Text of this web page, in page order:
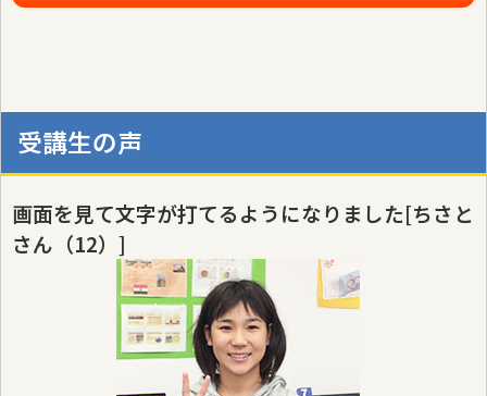
受講生の声
画面を見て文字が打てるようになりました[ちさと
さん（12）]